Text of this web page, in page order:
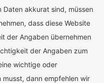
akkurat sind, müssen
dass diese Website
der Angaben übernehmen
der Angaben zum
wichtige oder
dann empfehlen wir